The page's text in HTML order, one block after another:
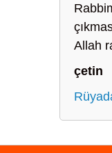
Allah
çetin